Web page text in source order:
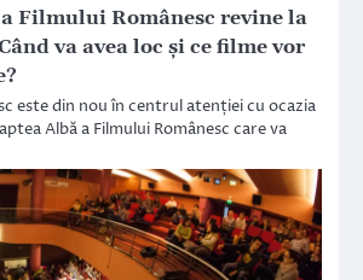
Filmului Românesc revine la
va avea loc și ce filme vor
este din nou în centrul atenției cu ocazia
Albă a Filmului Românesc care va